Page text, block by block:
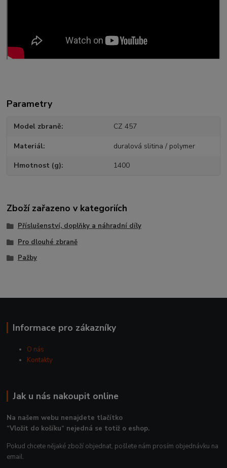
Parametry
Model zbraně CZ 457
Materiál duralová slitina / polymer
Hmotnost (g) 1400
Zboží zařazeno v kategoriích
Příslušenství, doplňky a náhradní díly
Pro dlouhé zbraně
Pažby
Informace pro zákazníky
O nás
Kontakty
Jak u nás nakoupit online
Na našem webu nenajdete tlačítko
“Vložit do košíku“ nejedná se totiž o eshop.
Pokud chcete nějaké zboží objednat, pošlete nám prosím objednávku na
email.